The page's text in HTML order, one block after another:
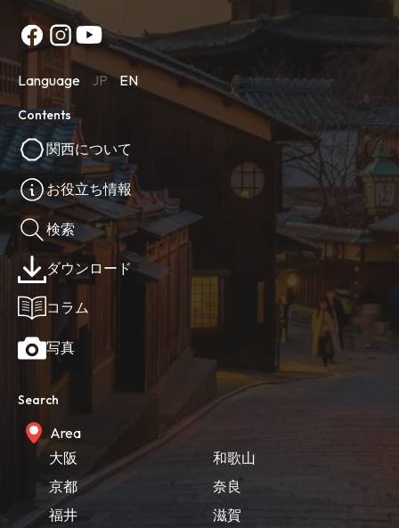
Language JP EN
Contents
関西について
お役立ち情報
検索
ダウンロード
コラム
写真
Search
Area
大阪
京都
福井
和歌山
奈良
滋賀